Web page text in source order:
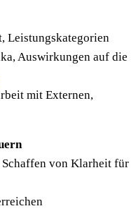
Leistungskategorien
Auswirkungen auf die
mit Externen,
von Klarheit für